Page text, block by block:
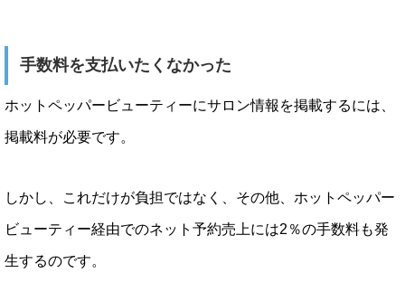
手数料を支払いたくなかった
ホットペッパービューティーにサロン情報を掲載するには、
掲載料が必要です。
しかし、これだけが負担ではなく、その他、ホットペッパー
ビューティー経由でのネット予約売上には2％の手数料も発
生するのです。